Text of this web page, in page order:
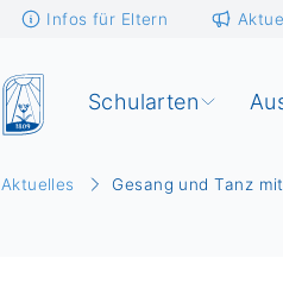
Infos für Eltern
Schularten
Aktuelles Gesang und Tanz